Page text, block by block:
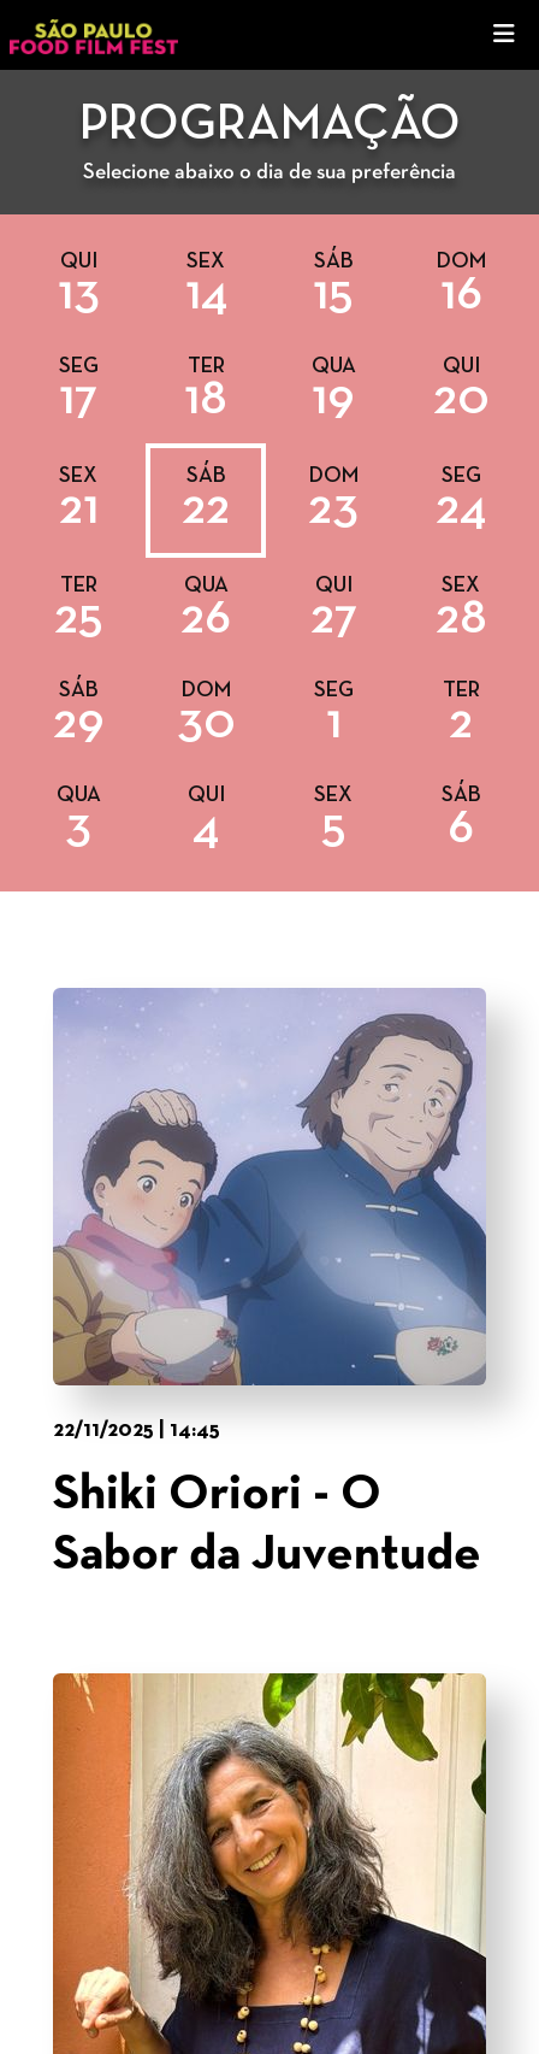
PROGRAMAÇÃO
Selecione abaixo o dia de sua preferência
QUI
13
SEX
14
SÁB
15
DOM
16
SEG
17
TER
18
QUA
19
QUI
20
SEX
21
SÁB
22
DOM
23
SEG
24
TER
25
QUA
26
QUI
27
SEX
28
SÁB
29
DOM
30
SEG
1
TER
2
QUA
3
QUI
4
SEX
5
SÁB
6
22/11/2025 | 14:45
Shiki Oriori - O
Sabor da Juventude